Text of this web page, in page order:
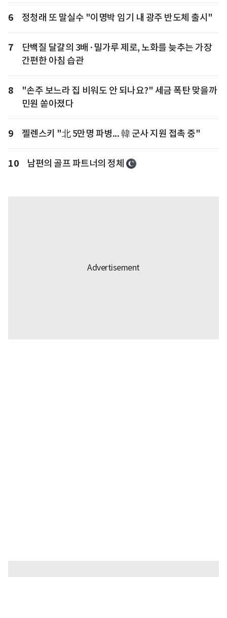
6 정청래 또 말실수 "이명박 임기 내 광주 반도체 출시"
7
단백질 달걀의 3배·밀가루 제로, 노화를 늦추는 가장
간편한 아침 습관
8
"손주 보느라 집 비워도 안 되나요?" 세금 폭탄 맞을까
민원 쏟아졌다
9 젤렌스키 "北 5만명 파병... 韓 군사 지원 접촉 중"
10 남편의 골프 파트너의 정체